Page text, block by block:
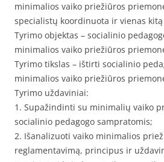
minimalios vaiko priežiūros
specialistų koordinuota ir vienas
Tyrimo objektas – socialinio
minimalios vaiko priežiūros
Tyrimo tikslas – ištirti socialinio
minimalios vaiko priežiūros
Tyrimo uždaviniai:
1. Supažindinti su minimalių vaiko
socialinio pedagogo sampratomis;
2. Išanalizuoti vaiko minimalios
reglamentavimą, principus ir